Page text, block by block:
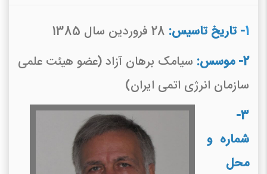
1- تاریخ تاسیس:
2- موسس:
سیامک برهان آزاد (عضو هیئت علمی
سازمان انرژی اتمی ایران)
3-
شماره و
محل